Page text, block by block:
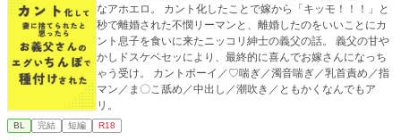
なアホエロ。 カント化したことで嫁から「キッモ！！！」と
秒で離婚された不憫リーマンと、離婚したのをいいことにカ
ント息子を食いに来たニッコリ紳士の義父の話。 義父の甘や
かしドスケベセッにより、最終的に喜んでお嫁さんになっち
ゃう受け。 カントボーイ／♡喘ぎ／濁音喘ぎ／乳首責め／指
マン／ま〇こ舐め／中出し／潮吹き／ともかくなんでもア
リ。
BL 完結 短編 R18